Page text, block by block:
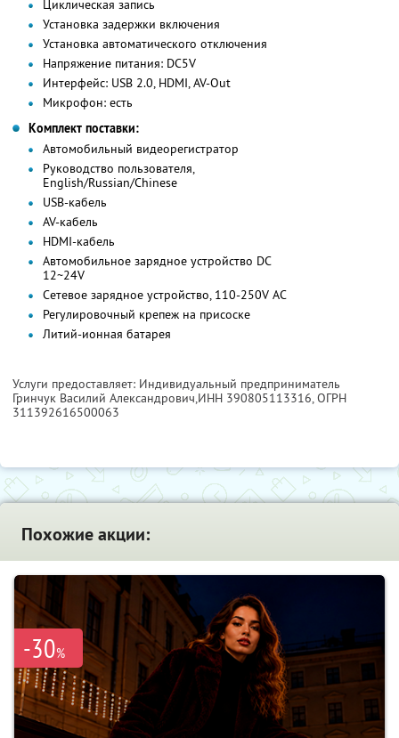
Циклическая запись
Установка задержки включения
Установка автоматического отключения
Напряжение питания: DC5V
Интерфейс: USB 2.0, HDMI, AV-Out
Микрофон: есть
Комплект поставки:
Автомобильный видеорегистратор
Руководство пользователя,
English/Russian/Chinese
USB-кабель
AV-кабель
HDMI-кабель
Автомобильное зарядное устройство DC
12~24V
Сетевое зарядное устройство, 110-250V AC
Регулировочный крепеж на присоске
Литий-ионная батарея
Услуги предоставляет: Индивидуальный предприниматель
Гринчук Василий Александрович,ИНН 390805113316, ОГРН
311392616500063
Похожие акции:
-30%